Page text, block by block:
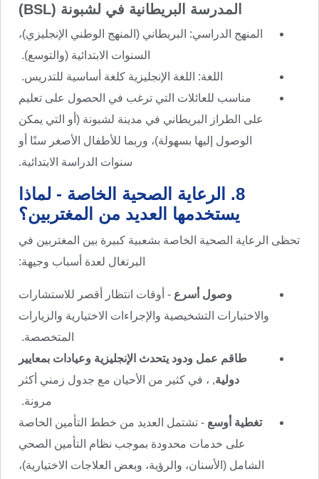
المدرسة البريطانية في لشبونة (BSL)
المنهج الدراسي: البريطاني (المنهج الوطني الإنجليزي)،
السنوات الابتدائية (والتوسع).
اللغة: اللغة الإنجليزية كلغة أساسية للتدريس.
مناسب للعائلات التي ترغب في الحصول على تعليم
على الطراز البريطاني في مدينة لشبونة (أو التي يمكن
الوصول إليها بسهولة)، وربما للأطفال الأصغر سنًا أو
سنوات الدراسة الابتدائية.
8. الرعاية الصحية الخاصة - لماذا
يستخدمها العديد من المغتربين؟
تحظى الرعاية الصحية الخاصة بشعبية كبيرة بين المغتربين في
البرتغال لعدة أسباب وجيهة:
وصول أسرع - أوقات انتظار أقصر للاستشارات
والاختبارات التشخيصية والإجراءات الاختيارية والزيارات
المتخصصة.
طاقم عمل ودود يتحدث الإنجليزية وعيادات بمعايير
دولية, ، في كثير من الأحيان مع جدول زمني أكثر
مرونة.
تغطية أوسع - تشتمل العديد من خطط التأمين الخاصة
على خدمات محدودة بموجب نظام التأمين الصحي
الشامل (الأسنان، والرؤية، وبعض العلاجات الاختيارية)،